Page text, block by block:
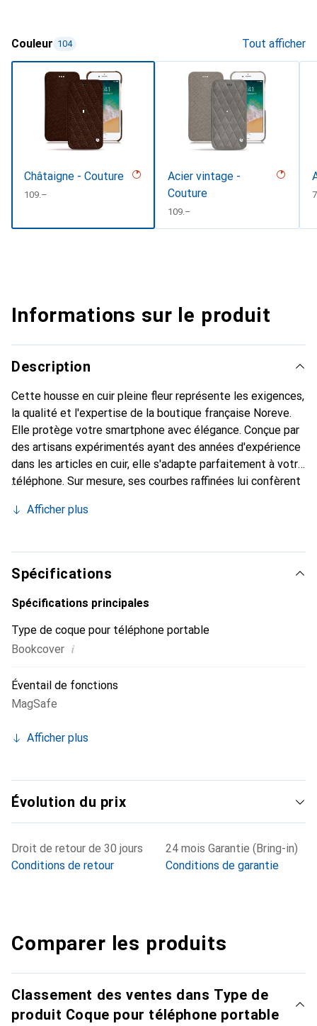
Couleur 104 Tout afficher
Châtaigne - Couture
CHF
109.–
Acier vintage -
Couture
CHF
109.–
Informations sur le produit
Description
Cette housse en cuir pleine fleur représente les exigences,
la qualité et l'expertise de la boutique française Noreve.
Elle protège votre smartphone avec élégance. Conçue par
des artisans expérimentés ayant des années d'expérience
dans les articles en cuir, elle s'adapte parfaitement à votre
téléphone. Sur mesure, ses courbes raffinées lui confèrent
et indispensable pour votre smartphone. Reconnaître à
marque Noreve est un choix fiable pour une clientèle
exigeante.
Afficher plus
Spécifications
Spécifications principales
Type de coque pour téléphone portable
Bookcover i
Éventail de fonctions
MagSafe
Afficher plus
Évolution du prix
Droit de retour de 30 jours
Conditions de retour
24 mois Garantie (Bring-in)
Conditions de garantie
Comparer les produits
Classement des ventes dans Type de
produit Coque pour téléphone portable